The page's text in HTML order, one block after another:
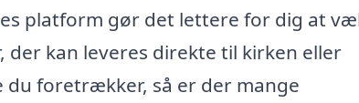
platform gør det lettere for dig at
kan leveres direkte til kirken eller
du foretrækker, så er der mange